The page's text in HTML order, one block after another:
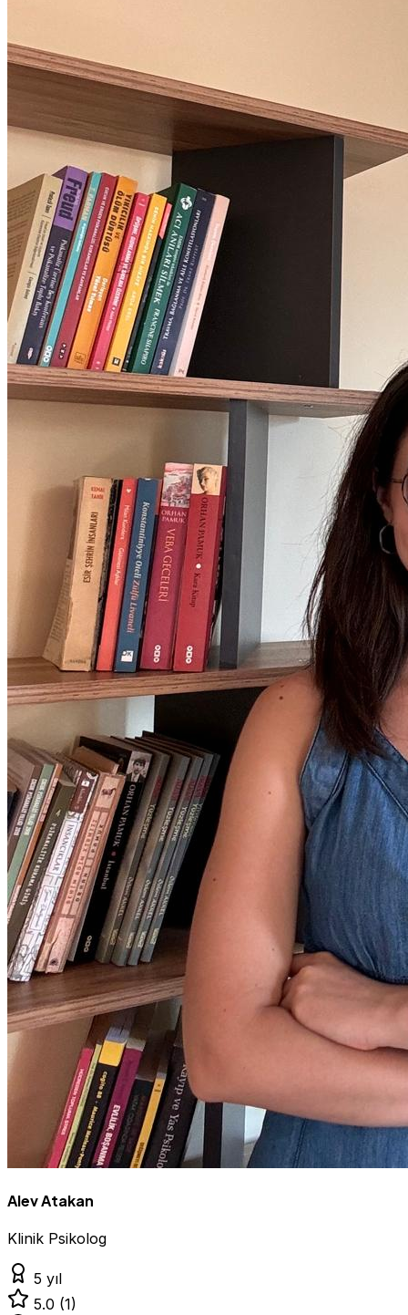
Alev Atakan
Klinik Psikolog
5 yıl
5.0 (1)